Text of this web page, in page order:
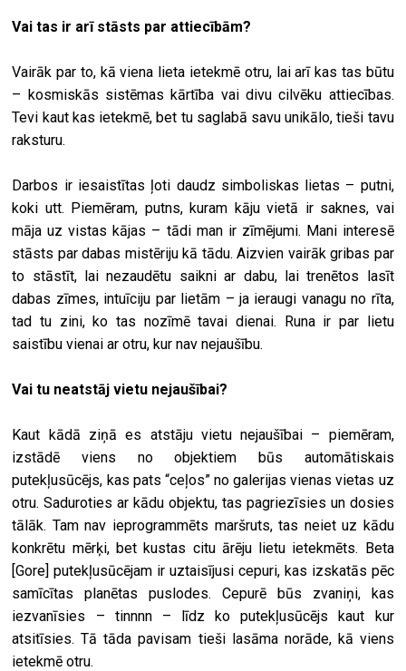
Vai tas ir arī stāsts par attiecībām?
Vairāk par to, kā viena lieta ietekmē otru, lai arī kas tas būtu
– kosmiskās sistēmas kārtība vai divu cilvēku attiecības.
Tevi kaut kas ietekmē, bet tu saglabā savu unikālo, tieši tavu
raksturu.
Darbos ir iesaistītas ļoti daudz simboliskas lietas – putni,
koki utt. Piemēram, putns, kuram kāju vietā ir saknes, vai
māja uz vistas kājas – tādi man ir zīmējumi. Mani interesē
stāsts par dabas mistēriju kā tādu. Aizvien vairāk gribas par
to stāstīt, lai nezaudētu saikni ar dabu, lai trenētos lasīt
dabas zīmes, intuīciju par lietām – ja ieraugi vanagu no rīta,
tad tu zini, ko tas nozīmē tavai dienai. Runa ir par lietu
saistību vienai ar otru, kur nav nejaušību.
Vai tu neatstāj vietu nejaušībai?
Kaut kādā ziņā es atstāju vietu nejaušībai – piemēram,
izstādē viens no objektiem būs automātiskais
putekļusūcējs, kas pats “ceļos” no galerijas vienas vietas uz
otru. Saduroties ar kādu objektu, tas pagriezīsies un dosies
tālāk. Tam nav ieprogrammēts maršruts, tas neiet uz kādu
konkrētu mērķi, bet kustas citu ārēju lietu ietekmēts. Beta
[Gore] putekļusūcējam ir uztaisījusi cepuri, kas izskatās pēc
samīcītas planētas puslodes. Cepurē būs zvaniņi, kas
iezvanīsies – tinnnn – līdz ko putekļusūcējs kaut kur
atsitīsies. Tā tāda pavisam tieši lasāma norāde, kā viens
ietekmē otru.